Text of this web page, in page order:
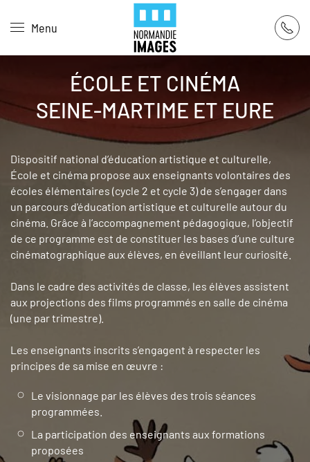
Skip to main content
Menu
ÉCOLE ET CINÉMA
SEINE-MARTIME ET EURE
Dispositif national d’éducation artistique et culturelle,
École et cinéma propose aux enseignants volontaires des
écoles élémentaires (cycle 2 et cycle 3) de s’engager dans
un parcours d'éducation artistique et culturelle autour du
cinéma. Grâce à l’accompagnement pédagogique, l’objectif
de ce programme est de constituer les bases d’une culture
cinématographique aux élèves, en éveillant leur curiosité.
Dans le cadre des activités de classe, les élèves assistent
aux projections des films programmés en salle de cinéma
(une par trimestre).
Les enseignants inscrits s’engagent à respecter les
principes de sa mise en œuvre :
Le visionnage par les élèves des trois séances
programmées.
La participation des enseignants aux formations
proposées
Panneau de gestion des cookies